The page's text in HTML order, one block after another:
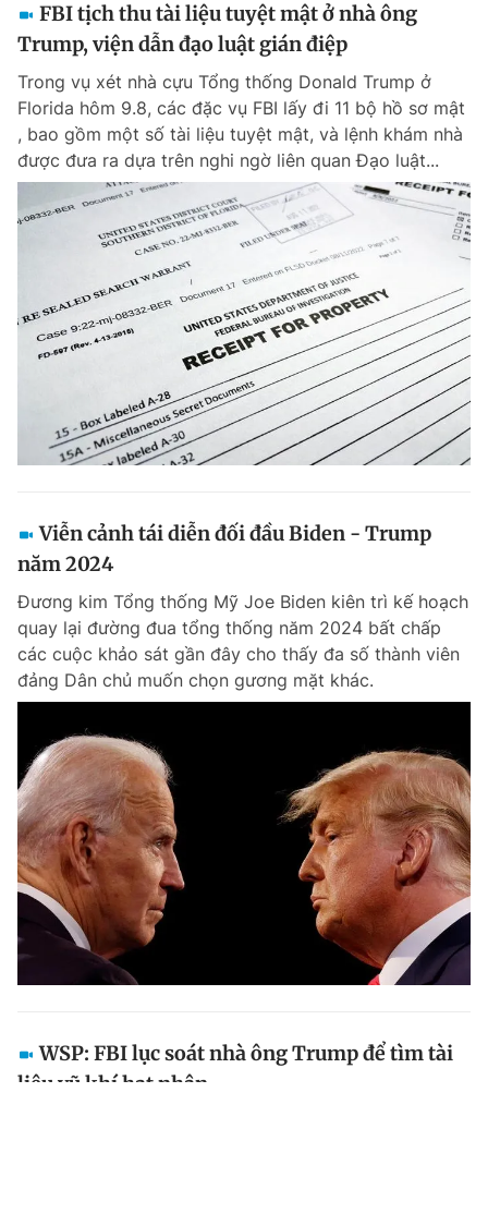
FBI tịch thu tài liệu tuyệt mật ở nhà ông
Trump, viện dẫn đạo luật gián điệp
Trong vụ xét nhà cựu Tổng thống Donald Trump ở
Florida hôm 9.8, các đặc vụ FBI lấy đi 11 bộ hồ sơ mật
, bao gồm một số tài liệu tuyệt mật, và lệnh khám nhà
được đưa ra dựa trên nghi ngờ liên quan Đạo luật...
Viễn cảnh tái diễn đối đầu Biden - Trump
năm 2024
Đương kim Tổng thống Mỹ Joe Biden kiên trì kế hoạch
quay lại đường đua tổng thống năm 2024 bất chấp
các cuộc khảo sát gần đây cho thấy đa số thành viên
đảng Dân chủ muốn chọn gương mặt khác.
WSP: FBI lục soát nhà ông Trump để tìm tài
liệu vũ khí hạt nhân